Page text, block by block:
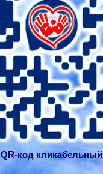
QR-код кликабельный